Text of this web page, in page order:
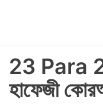
23 Para
হাফেজী